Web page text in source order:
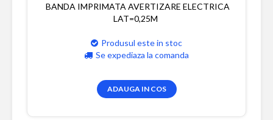
BANDA IMPRIMATA AVERTIZARE ELECTRICA
LAT=0,25M
Produsul este in stoc
Se expediaza la comanda
ADAUGA IN COS